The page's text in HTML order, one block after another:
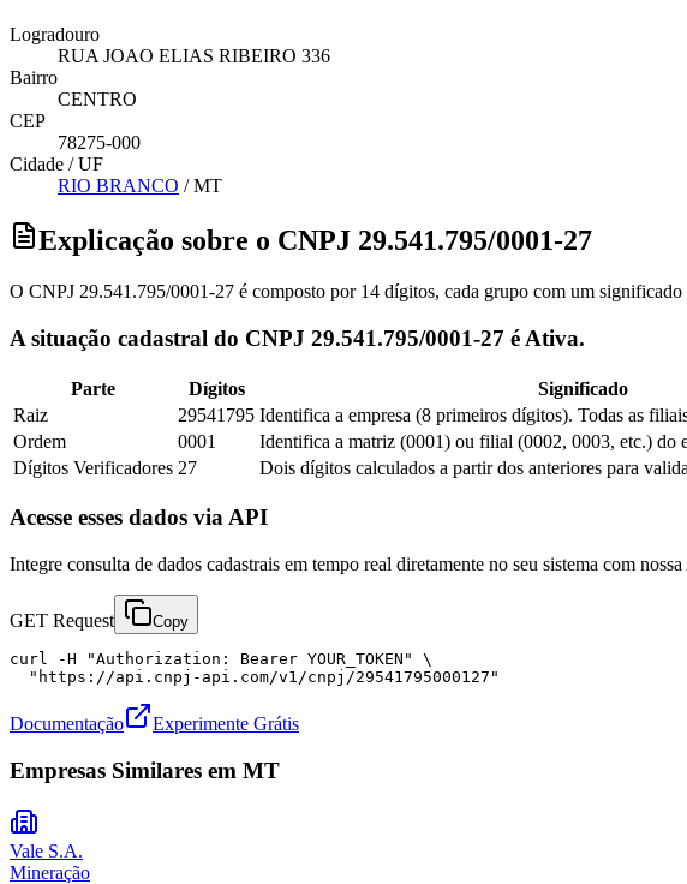
Logradouro
RUA JOAO ELIAS RIBEIRO 336
Bairro
CENTRO
CEP
78275-000
Cidade / UF
RIO BRANCO /MT
Explicação sobre o CNPJ 29.541.795/0001-27
O CNPJ 29.541.795/0001-27 é composto por 14 dígitos, cada grupo com um significado
A situação cadastral do CNPJ 29.541.795/0001-27 é Ativa.
Parte Dígitos
Significado
Raiz
29541795 Identifica a empresa (8 primeiros dígitos). Todas as
Ordem
0001
Identifica a matriz (0001) ou filial (0002, 0003, etc.) do
Dígitos Verificadores 27 Dois dígitos calculados a partir dos anteriores para
Acesse esses dados via API
Integre consulta de dados cadastrais em tempo real diretamente no seu sistema com
GET Request Copy
curl -H "Authorization: Bearer YOUR_TOKEN" \
  "https://api.cnpj-api.com/v1/cnpj/29541795000127"
Documentação Experimente Grátis
Empresas Similares em MT
Vale S.A.
Mineração